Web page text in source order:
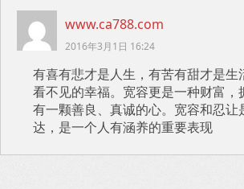
www.ca788.com
2016年3月1日 16:24
有喜有悲才是人生，有苦有甜才是生
看不见的幸福。宽容更是一种财富，
有一颗善良、真诚的心。宽容和忍让
达，是一个人有涵养的重要表现